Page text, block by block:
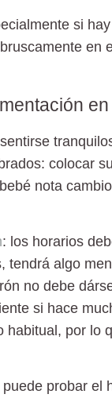
si
en
colocar
nota
: los horarios
tendrá algo
no debe
si hace
por lo
probar